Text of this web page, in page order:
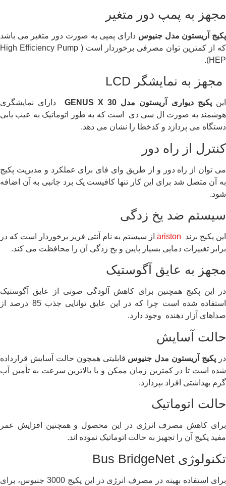
مجهز به پمپ دور متغیر
پکیج آریستون مدل جنیوس دارای پمپی به صورت دور متغیر می باشد
که از کمترین توان مصرفی برخوردار است ( High Efficiency Pump
(HEP.
مجهز به نمایشگر LCD
اینپکیج دیواری آریستون مدل GENUS X 30 دارای نمایشگری
هوشمند به صورت ال سی دی است که به طور اتوماتیک به عیب یابی
دستگاه می پردازد و کدخطا را نشان می دهد.
کنترل از راه دور
می توان از راه دور و از طریق وای فای برای عملکرد و مدیریت پکیج
به آن متصل شد برای این کار تنها کافیست یک برد جانبی به آن اضافه
شود.
سیستم ضد یخ زدگی
این پکیج برند ariston از سیستم به نام آنتی فریز برخوردار است که در
برابر تغییرات دمایی بسیار پایین و یخ زدگی آن را محافظت می کند.
مجهز به عایق آگوستیک
در این پکیج همچنین برای کاهش آلودگی صوتی از عایق آگوستیک
استفاده شده است چرا که در این عایق توانایی جذب 85 درصد از
صداهای آزار دهنده وجود دارد.
حالت آسایش
در پکیج آریستون مدل جنیوس قابلیتی همچون حالت آسایش قرارداده
شده است تا در کمترین زمان ممکن و با بالاترین سرعت به تأمین آب
گرم بهداشتی افراد بپردازد.
حالت اتوماتیک
برای کاهش مصرف انرژی در این محصول و همچنین افزایش عمر
مفید پکیج آن را تجهیز به حالت اتوماتیک نموده اند.
تکنولوژی Bus BridgeNet
برای استفاده بهینه در مصرف انرژی در این پکیج 3000 جنیوس، برای